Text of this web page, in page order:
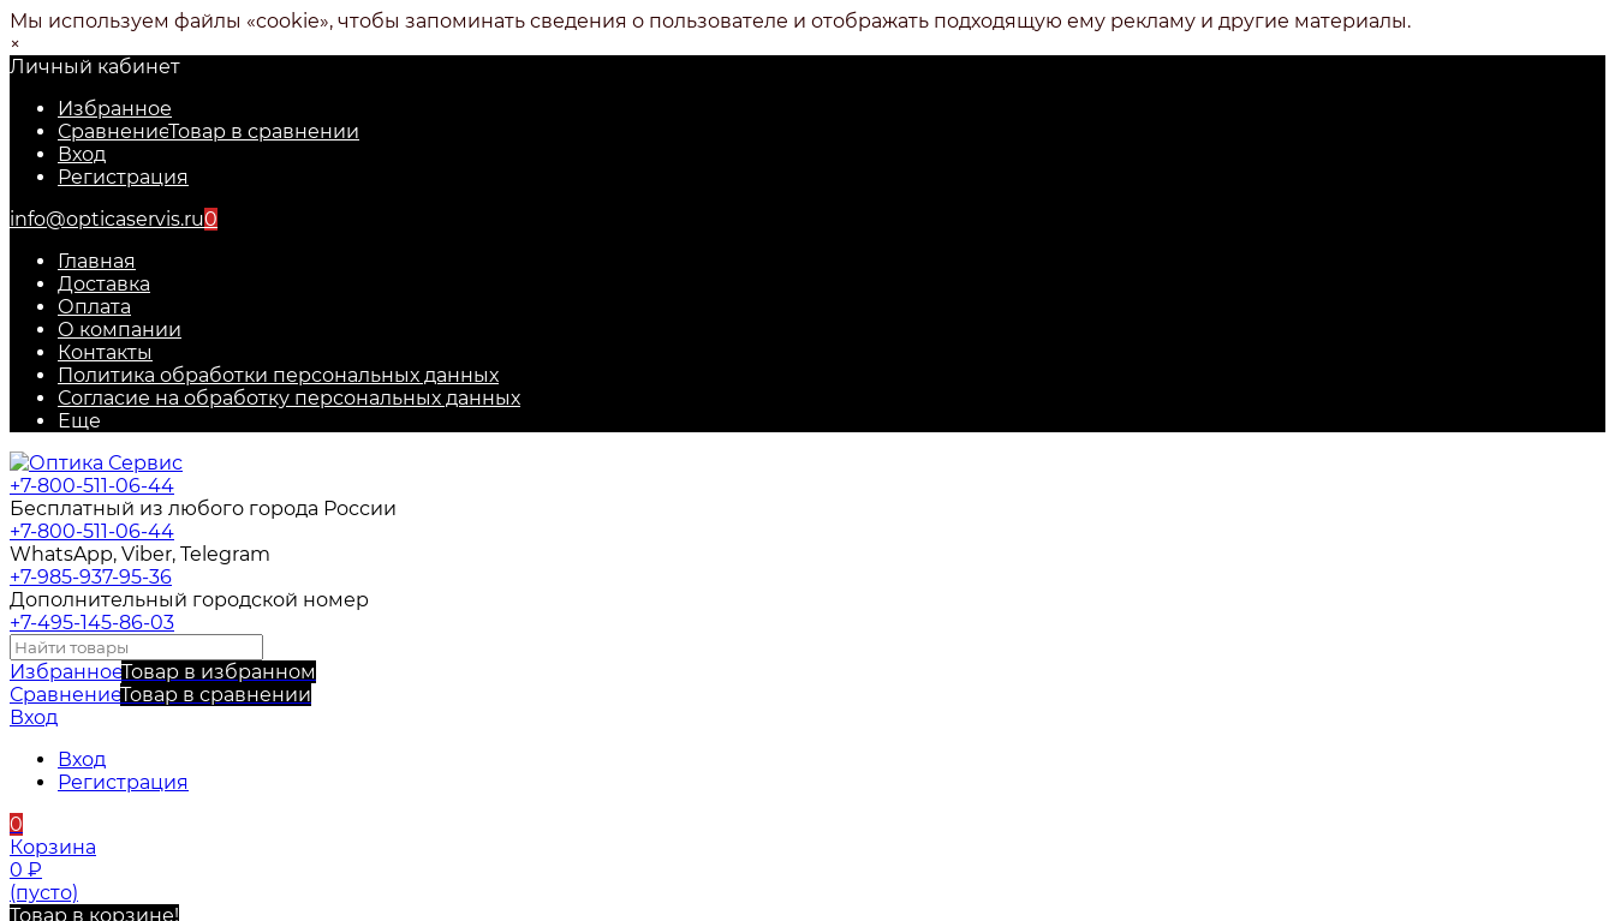
Мы используем файлы «cookie», чтобы запоминать сведения о пользователе и отображать подходящую ему рекламу и другие материалы.
×
Личный кабинет
Избранное
СравнениеТовар в сравнении
Вход
Регистрация
info@opticaservis.ru0
Главная
Доставка
Оплата
О компании
Контакты
Политика обработки персональных данных
Согласие на обработку персональных данных
Еще
+7-800-511-06-44
Бесплатный из любого города России
+7-800-511-06-44
WhatsApp, Viber, Telegram
+7-985-937-95-36
Дополнительный городской номер
+7-495-145-86-03
ИзбранноеТовар в избранном
СравнениеТовар в сравнении
Вход
Вход
Регистрация
0
Корзина
0 ₽
(пусто)
Товар в корзине!